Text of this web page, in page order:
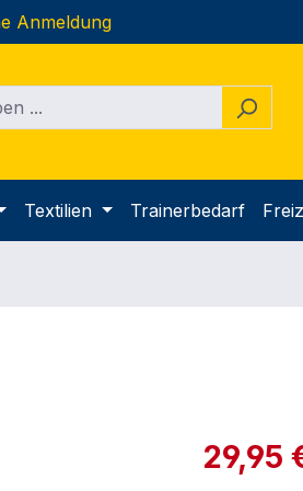
Anmeldung
Textilien Trainerbedarf
29,95